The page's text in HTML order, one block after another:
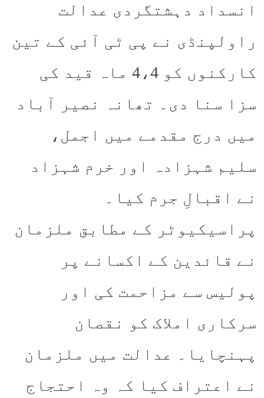
انسداد دہشتگردی عدالت
راولپنڈی نے پی ٹی آئی کے تین
کارکنوں کو 4،4 ماہ قید کی
سزا سنا دی۔ تھانہ نصیر آباد
میں درج مقدمے میں اجمل،
سلیم شہزادہ اور خرم شہزاد
نے اقبالِ جرم کیا۔
پراسیکیوٹر کے مطابق ملزمان
نے قائدین کے اکسانے پر
پولیس سے مزاحمت کی اور
سرکاری املاک کو نقصان
پہنچایا۔ عدالت میں ملزمان
نے اعتراف کیا کہ وہ احتجاج